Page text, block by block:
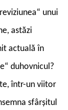
unui
astăzi
actuală în
duhovnicul?
într-un viitor
sfârșitul